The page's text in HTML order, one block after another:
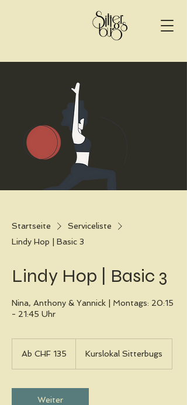
Startseite
Serviceliste
Lindy Hop | Basic 3
Lindy Hop | Basic 3
Nina, Anthony & Yannick | Montags: 20:15
- 21:45 Uhr
Schweizer
Ab CHF 135 Kurslokal Sitterbugs
Weiter